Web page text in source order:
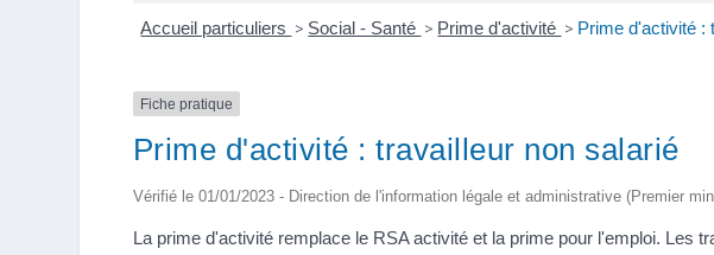
Accueil particuliers > Social - Santé > Prime d'activité > Prime d'activité :
Fiche pratique
Prime d'activité : travailleur non salarié
Vérifié le 01/01/2023 - Direction de l'information légale et administrative (Premier
La prime d'activité remplace le RSA activité et la prime pour l'emploi. Les